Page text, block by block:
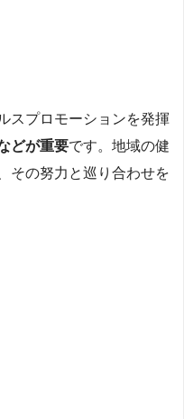
スプロモーションを発揮
どが重要です。地域の健
その努力と巡り合わせを